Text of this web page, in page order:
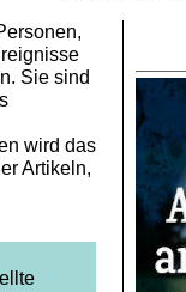
Sie sind
wird das
Artikeln,